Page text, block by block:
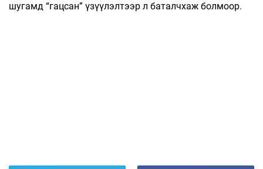
шу­га­мд “гацсан” үзүүлэлтээр л баталчхаж бол­моор.